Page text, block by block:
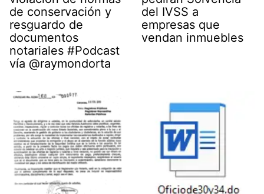
de conservación y
resguardo de
documentos
notariales #Podcast
vía @raymondorta
del IVSS a
empresas que
vendan inmuebles